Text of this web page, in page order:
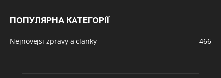
ПОПУЛЯРНА КАТЕГОРІЇ
Nejnovější zprávy a články 466